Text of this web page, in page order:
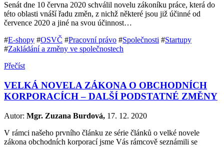
Senát dne 10 června 2020 schválil novelu zákoníku práce, která do
této oblasti vnáší řadu změn, z nichž některé jsou již účinné od
července 2020 a jiné na svou účinnost…
#E-shopy #OSVČ #Pracovní právo #Společnosti #Startupy
#Zakládání a změny ve společnostech
Přečíst
VELKÁ NOVELA ZÁKONA O OBCHODNÍCH
KORPORACÍCH – DALŠÍ PODSTATNÉ ZMĚNY
Autor: Mgr. Zuzana Burdová, 17. 12. 2020
V rámci našeho prvního článku ze série článků o velké novele
zákona obchodních korporací jsme Vás rámcově seznámili se